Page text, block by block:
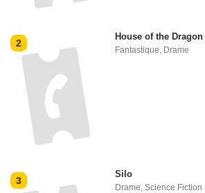
2
House of the Dragon
Fantastique Drame
3
Silo
Drame,Science Fiction